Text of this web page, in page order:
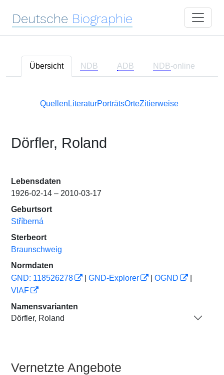
Deutsche Biographie
Übersicht NDB ADB NDB-online
Quellen LiteraturPorträtsOrteZitierweise
Dörfler, Roland
Lebensdaten
1926-02-14 – 2010-03-17
Geburtsort
Stříberná
Sterbeort
Braunschweig
Normdaten
GND: 118526278
GND-Explorer OGND
VIAF
Namensvarianten
Dörfler, Roland
Vernetzte Angebote